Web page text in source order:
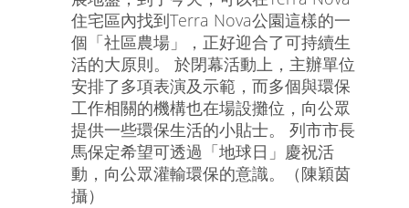
住宅區內找到Terra Nova公園這樣的一
個「社區農場」，正好迎合了可持續生
活的大原則。 於閉幕活動上，主辦單位
安排了多項表演及示範，而多個與環保
工作相關的機構也在場設攤位，向公眾
提供一些環保生活的小貼士。 列市市長
馬保定希望可透過「地球日」慶祝活
動，向公眾灌輸環保的意識。（陳穎茵
攝）